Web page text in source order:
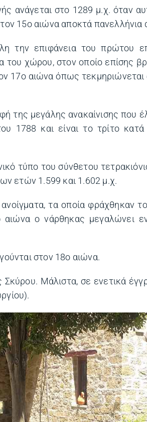
ανάγεται στο 1289 μ.χ. όταν
15ο αιώνα αποκτά πανελλήνια
την επιφάνεια του πρώτου
του χώρου, στον οποίο επίσης
17ο αιώνα όπως
της μεγάλης ανακαίνισης που
1788 και είναι το τρίτο
τύπο του σύνθετου
ετών 1.599 και 1.602 μ.χ.
τα οποία φράχθηκαν
ο νάρθηκας μεγαλώνει
στον 18ο αιώνα.
Σκύρου. Μάλιστα, σε ενετικά